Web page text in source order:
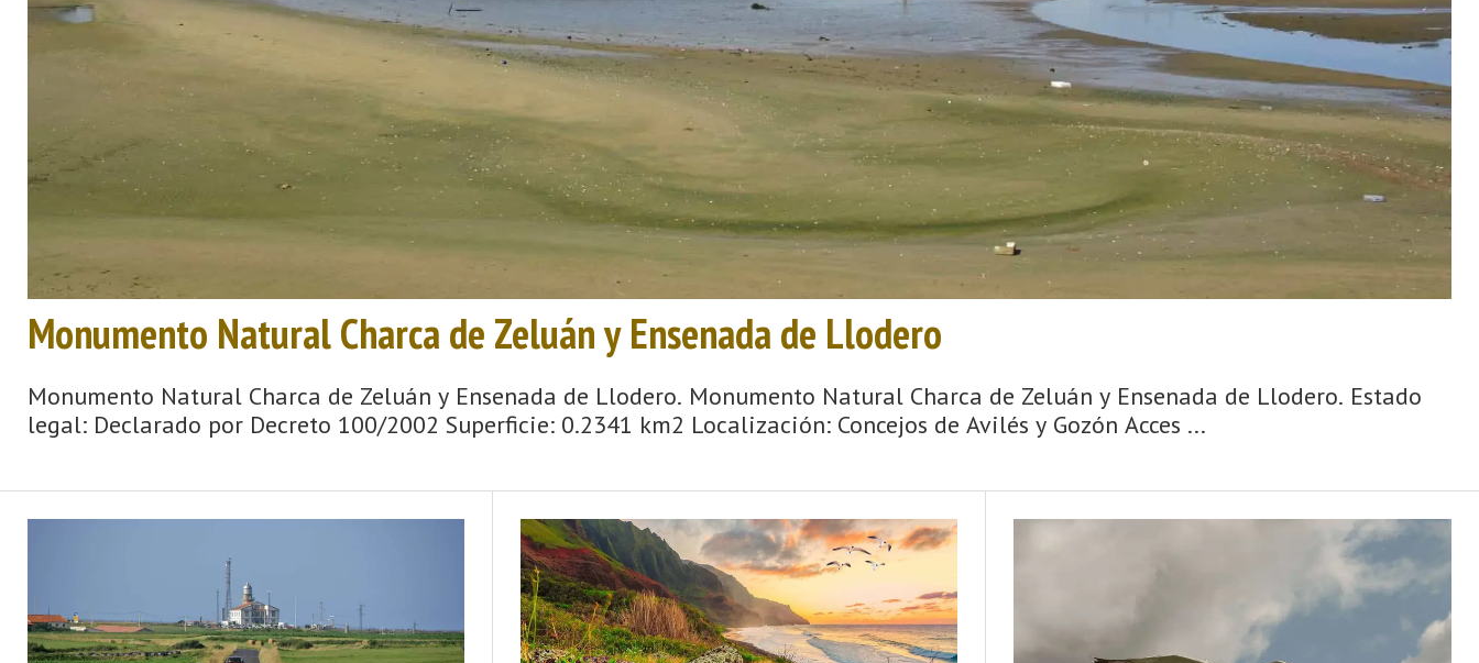
Monumento Natural Charca de Zeluán y Ensenada de Llodero
Monumento Natural Charca de Zeluán y Ensenada de Llodero. Monumento Natural Charca de Zeluán y Ensenada de Llodero. Estado
legal: Declarado por Decreto 100/2002 Superficie: 0.2341 km2 Localización: Concejos de Avilés y Gozón Acces ...